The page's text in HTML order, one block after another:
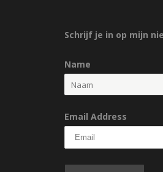
Schrijf je in op mijn
Name
Email Address